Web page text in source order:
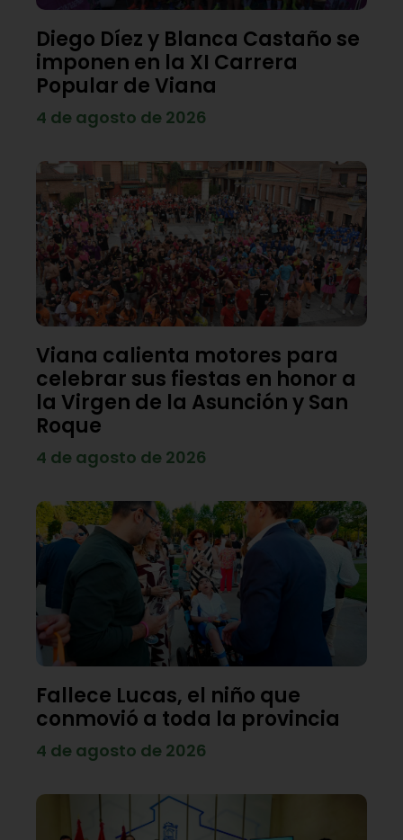
Diego Díez y Blanca Castaño se
imponen en la XI Carrera
Popular de Viana
4 de agosto de 2026
Viana calienta motores para
celebrar sus fiestas en honor a
la Virgen de la Asunción y San
Roque
4 de agosto de 2026
Fallece Lucas, el niño que
conmovió a toda la provincia
4 de agosto de 2026